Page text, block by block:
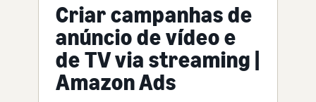
Criar campanhas de
anúncio de vídeo e
de TV via streaming |
Amazon Ads